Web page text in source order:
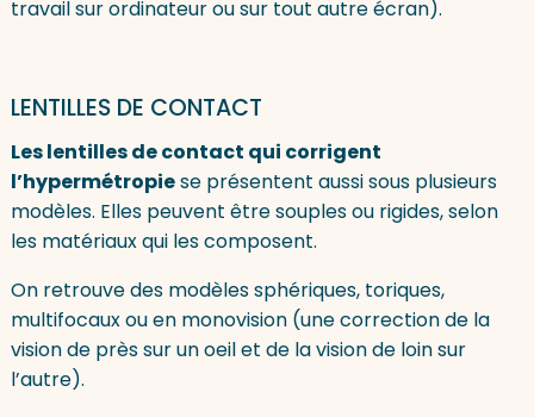
travail sur ordinateur ou sur tout autre écran).
LENTILLES DE CONTACT
Les lentilles de contact qui corrigent
l’hypermétropiese présentent aussi sous plusieurs
modèles. Elles peuvent être souples ou rigides, selon
les matériaux qui les composent.
On retrouve des modèles sphériques, toriques,
multifocaux ou en monovision (une correction de la
vision de près sur un oeil et de la vision de loin sur
l’autre).